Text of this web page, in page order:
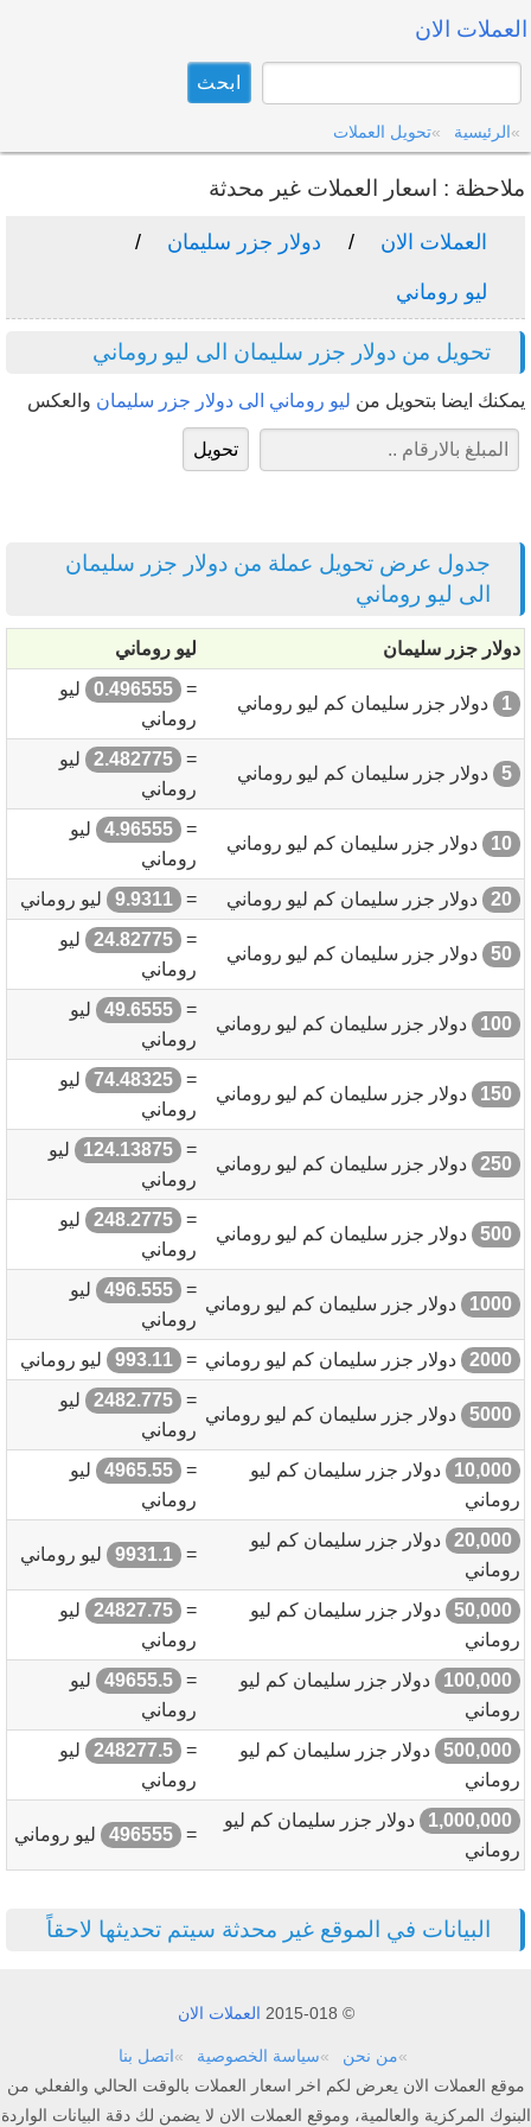
العملات الان
الرئيسية تحويل العملات
ملاحظة : اسعار العملات غير محدثة
العملات الان دولار جزر سليمان
ليو روماني
تحويل من دولار جزر سليمان الى ليو روماني
يمكنك ايضا بتحويل من ليو روماني الى دولار جزر سليمان والعكس
جدول عرض تحويل عملة من دولار جزر سليمان
الى ليو روماني
دولار جزر سليمان ليو روماني
1 دولار جزر سليمان كم ليو روماني
=
0.496555
ليو
روماني
5 دولار جزر سليمان كم ليو روماني
=
2.482775
ليو
روماني
10 دولار جزر سليمان كم ليو روماني
=
4.96555
ليو
روماني
20
دولار جزر سليمان كم ليو روماني =
9.9311 ليو روماني
50 دولار جزر سليمان كم ليو روماني
=
24.82775
ليو
روماني
100 دولار جزر سليمان كم ليو روماني
=
49.6555
ليو
روماني
150 دولار جزر سليمان كم ليو روماني
=
74.48325
ليو
روماني
250 دولار جزر سليمان كم ليو روماني
=
124.13875
ليو
روماني
500 دولار جزر سليمان كم ليو روماني
=
248.2775
ليو
روماني
1000 دولار جزر سليمان كم ليو روماني
=
496.555
ليو
روماني
2000
دولار جزر سليمان كم ليو روماني =
993.11 ليو روماني
5000 دولار جزر سليمان كم ليو روماني
=
2482.775
ليو
روماني
10,000
دولار جزر سليمان كم ليو
روماني
=
4965.55
ليو
روماني
20,000
دولار جزر سليمان كم ليو
روماني
=
9931.1 ليو روماني
50,000
دولار جزر سليمان كم ليو
روماني
=
24827.75
ليو
روماني
100,000
دولار جزر سليمان كم ليو
روماني
=
49655.5
ليو
روماني
500,000
دولار جزر سليمان كم ليو
روماني
=
248277.5
ليو
روماني
1,000,000
دولار جزر سليمان كم ليو
روماني
=
496555 ليو روماني
البيانات في الموقع غير محدثة سيتم تحديثها لاحقاً
© 2015-018 العملات الان
من نحن سياسة الخصوصية
اتصل بنا
موقع العملات الان يعرض لكم اخر اسعار العملات بالوقت الحالي والفعلي من
البنوك المركزية والعالمية، وموقع العملات الان لا يضمن لك دقة البيانات الواردة